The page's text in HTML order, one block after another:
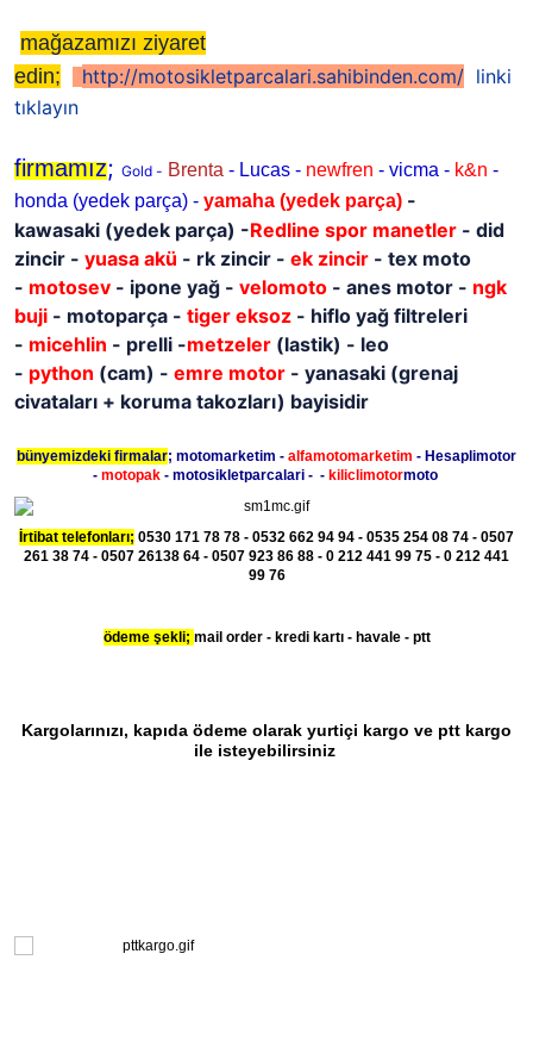
mağazamızı ziyaret
edin;
http://motosikletparcalari.sahibinden.com/ linki
tıklayın
firmamız; Gold - Brenta - Lucas - newfren - vicma - k&n -
honda (yedek parça) - yamaha (yedek parça) -
kawasaki (yedek parça) -Redline spor manetler - did
zincir - yuasa akü - rk zincir - ek zincir - tex moto
- motosev - ipone yağ - velomoto - anes motor - ngk
buji - motoparça - tiger eksoz - hiflo yağ filtreleri
- micehlin - prelli -metzeler (lastik) - leo
- python (cam) - emre motor - yanasaki (grenaj
civataları + koruma takozları) bayisidir
bünyemizdeki firmalar; motomarketim - alfamotomarketim - Hesaplimotor
- motopak- motosikletparcalari - - kiliclimotormoto
İrtibat telefonları; 0530 171 78 78 - 0532 662 94 94 - 0535 254 08 74 - 0507
261 38 74 - 0507 26138 64 - 0507 923 86 88 - 0 212 441 99 75 - 0 212 441
99 76
ödeme şekli; mail order - kredi kartı - havale - ptt
Kargolarınızı, kapıda ödeme olarak yurtiçi kargo ve ptt kargo
ile isteyebilirsiniz